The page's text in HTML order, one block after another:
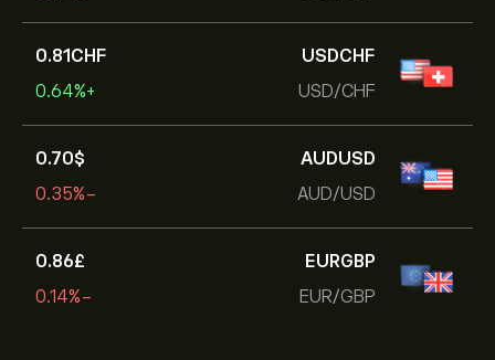
USDCHF
USD/CHF
0.81‎CHF‎
+0.64%
AUDUSD
AUD/USD
0.70‎$‎
-0.35%
EURGBP
EUR/GBP
0.86‎£‎
-0.14%